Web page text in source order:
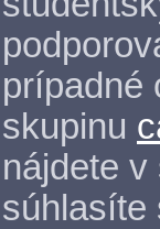
prípadné
skupinu
nájdete